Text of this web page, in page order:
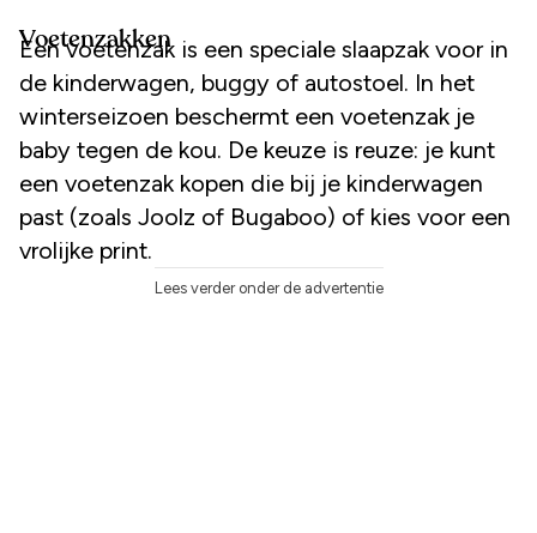
Voetenzakken
Een voetenzak is een speciale slaapzak voor in
de kinderwagen, buggy of autostoel. In het
winterseizoen beschermt een voetenzak je
baby tegen de kou. De keuze is reuze: je kunt
een voetenzak kopen die bij je kinderwagen
past (zoals Joolz of Bugaboo) of kies voor een
vrolijke print.
Lees verder onder de advertentie